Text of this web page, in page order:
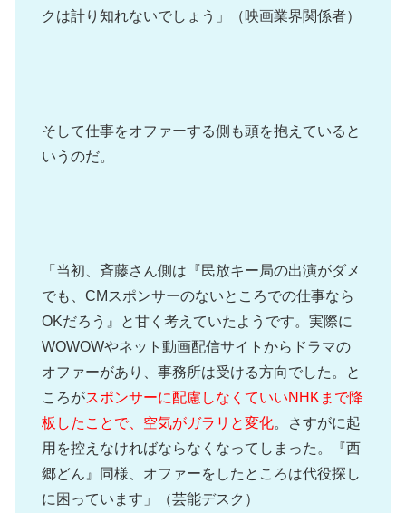
クは計り知れないでしょう」（映画業界関係者）
そして仕事をオファーする側も頭を抱えていると
いうのだ。
「当初、斉藤さん側は『民放キー局の出演がダメ
でも、CMスポンサーのないところでの仕事なら
OKだろう』と甘く考えていたようです。実際に
WOWOWやネット動画配信サイトからドラマの
オファーがあり、事務所は受ける方向でした。と
ころがスポンサーに配慮しなくていいNHKまで降
板したことで、空気がガラリと変化。さすがに起
用を控えなければならなくなってしまった。『西
郷どん』同様、オファーをしたところは代役探し
に困っています」（芸能デスク）